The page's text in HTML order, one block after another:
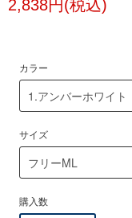
2,838円(税込)
カラー
サイズ
購入数